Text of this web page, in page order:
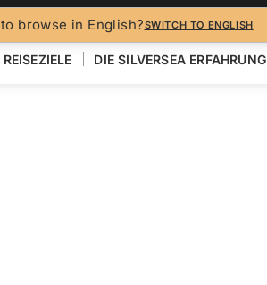
browse in English?SWITCH TO ENGLISH
REISEZIELE DIE SILVERSEA ERFAHRUNG